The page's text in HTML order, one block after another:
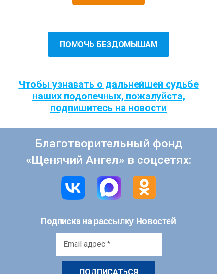
ПОМОЧЬ БЕЗДОМЫШАМ
Чтобы узнавать о дальнейшей судьбе
наших подопечных, пожалуйста,
подпишитесь на новости
Благотворительный фонд
«Щенячий Ангел» в соцсетях:
Подписка на рассылку Новостей